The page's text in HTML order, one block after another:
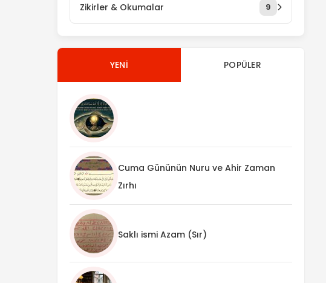
Zikirler & Okumalar 9
YENI POPÜLER
Cuma Gününün Nuru ve Ahir Zaman
Zırhı
Saklı ismi Azam (Sır)